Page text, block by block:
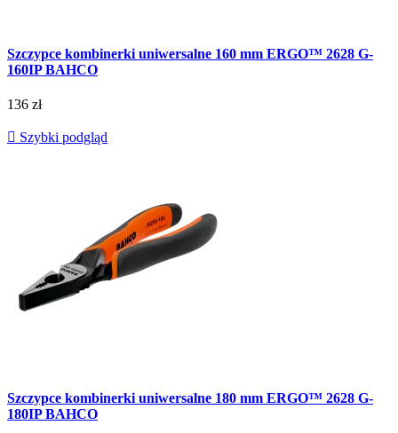
Szczypce kombinerki uniwersalne 160 mm ERGO™ 2628 G-
160IP BAHCO
136 zł
 Szybki podgląd
Szczypce kombinerki uniwersalne 180 mm ERGO™ 2628 G-
180IP BAHCO